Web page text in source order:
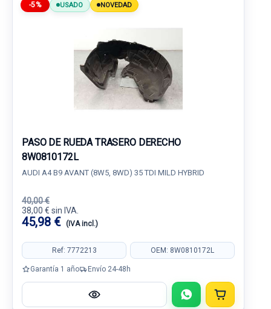
-5% USADO NOVEDAD
PASO DE RUEDA TRASERO DERECHO
8W0810172L
AUDI A4 B9 AVANT (8W5, 8WD) 35 TDI MILD HYBRID
40,00 €
38,00 € sin IVA.
45,98 € (IVA incl.)
Ref: 7772213 OEM: 8W0810172L
Garantía 1 año Envío 24-48h